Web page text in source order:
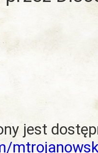
jest